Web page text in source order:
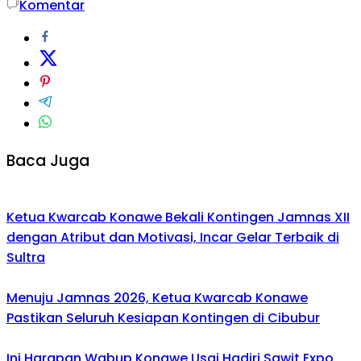
Komentar
Baca Juga
Ketua Kwarcab Konawe Bekali Kontingen Jamnas XII
dengan Atribut dan Motivasi, Incar Gelar Terbaik di
Sultra
Menuju Jamnas 2026, Ketua Kwarcab Konawe
Pastikan Seluruh Kesiapan Kontingen di Cibubur